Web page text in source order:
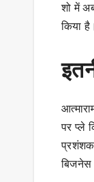
शो में
किया
पर प्ले
प्रशंशक
बिजनेस